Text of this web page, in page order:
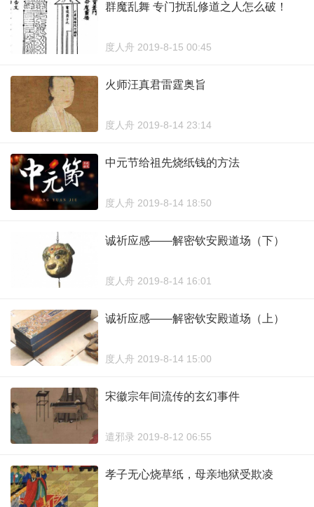
群魔乱舞 专门扰乱修道之人怎么破！
度人舟 2019-8-15 00:45
火师汪真君雷霆奥旨
度人舟 2019-8-14 23:14
中元节给祖先烧纸钱的方法
度人舟 2019-8-14 18:50
诚祈应感——解密钦安殿道场（下）
度人舟 2019-8-14 16:01
诚祈应感——解密钦安殿道场（上）
度人舟 2019-8-14 15:00
宋徽宗年间流传的玄幻事件
遣邪录 2019-8-12 06:55
孝子无心烧草纸，母亲地狱受欺凌